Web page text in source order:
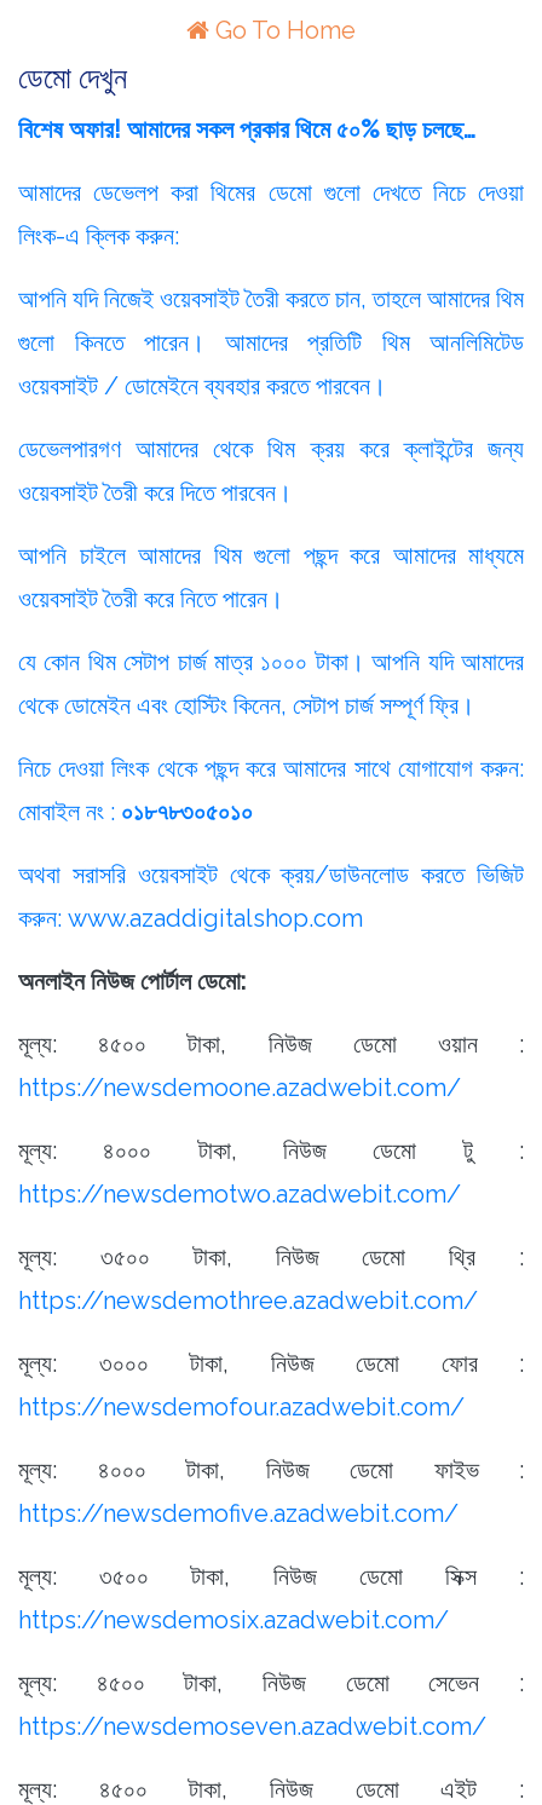
Go To Home
ডেমো দেখুন
বিশেষ অফার! আমাদের সকল প্রকার থিমে ৫০% ছাড় চলছে…
আমাদের ডেভেলপ করা থিমের ডেমো গুলো দেখতে নিচে দেওয়া
লিংক-এ ক্লিক করুন:
আপনি যদি নিজেই ওয়েবসাইট তৈরী করতে চান, তাহলে আমাদের থিম
গুলো কিনতে পারেন। আমাদের প্রতিটি থিম আনলিমিটেড
ওয়েবসাইট / ডোমেইনে ব্যবহার করতে পারবেন।
ডেভেলপারগণ আমাদের থেকে থিম ক্রয় করে ক্লাইন্টের জন্য
ওয়েবসাইট তৈরী করে দিতে পারবেন।
আপনি চাইলে আমাদের থিম গুলো পছন্দ করে আমাদের মাধ্যমে
ওয়েবসাইট তৈরী করে নিতে পারেন।
যে কোন থিম সেটাপ চার্জ মাত্র ১০০০ টাকা। আপনি যদি আমাদের
থেকে ডোমেইন এবং হোস্টিং কিনেন, সেটাপ চার্জ সম্পূর্ণ ফ্রি।
নিচে দেওয়া লিংক থেকে পছন্দ করে আমাদের সাথে যোগাযোগ করুন:
মোবাইল নং : ০১৮৭৮৩০৫০১০
অথবা সরাসরি ওয়েবসাইট থেকে ক্রয়/ডাউনলোড করতে ভিজিট
করুন: www.azaddigitalshop.com
অনলাইন নিউজ পোর্টাল ডেমো:
মূল্য: ৪৫০০ টাকা, নিউজ ডেমো ওয়ান :
https://newsdemoone.azadwebit.com/
মূল্য: ৪০০০ টাকা, নিউজ ডেমো টু :
https://newsdemotwo.azadwebit.com/
মূল্য: ৩৫০০ টাকা, নিউজ ডেমো থ্রি :
https://newsdemothree.azadwebit.com/
মূল্য: ৩০০০ টাকা, নিউজ ডেমো ফোর :
https://newsdemofour.azadwebit.com/
মূল্য: ৪০০০ টাকা, নিউজ ডেমো ফাইভ :
https://newsdemofive.azadwebit.com/
মূল্য: ৩৫০০ টাকা, নিউজ ডেমো সিক্স :
https://newsdemosix.azadwebit.com/
মূল্য: ৪৫০০ টাকা, নিউজ ডেমো সেভেন :
https://newsdemoseven.azadwebit.com/
মূল্য: ৪৫০০ টাকা, নিউজ ডেমো এইট :